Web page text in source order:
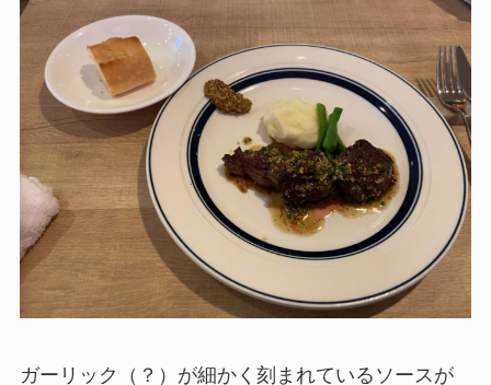
ガーリック（？）が細かく刻まれているソースが